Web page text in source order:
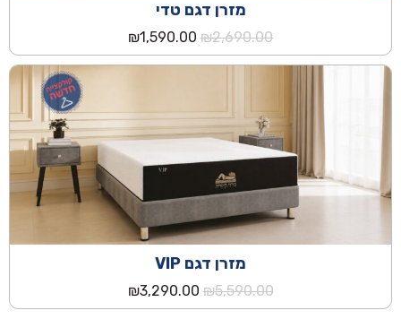
מזרן דגם טדי
₪2,690.00
המחיר
המקורי
היה:
₪1,590.00
הנוכחי
הוא:
₪1,590.00.
מזרן דגם VIP
₪5,590.00
המחיר
המקורי
₪3,290.00
הנוכחי